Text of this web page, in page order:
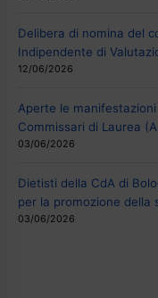
Delibera di nomina del
Indipendente di
12/06/2026
Aperte le
Commissari di Laurea
03/06/2026
Dietisti della CdA di
per la promozione della
03/06/2026